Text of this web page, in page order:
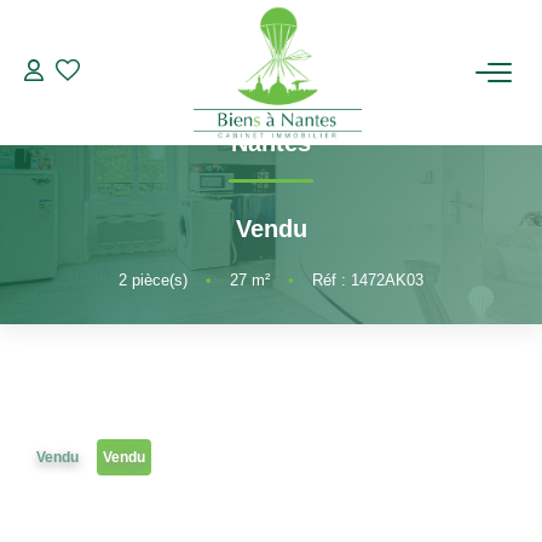
ACHETER
LOUER
ESTIMER
Référence 1472AK03
Appartement à vendre Nantes 2 pièces
Nantes
Vendu
2 pièce(s) • 27 m² • Réf : 1472AK03
Vendu Vendu